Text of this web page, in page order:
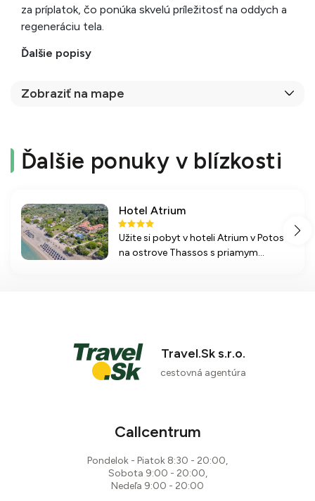
za príplatok, čo ponúka skvelú príležitosť na oddych a
regeneráciu tela.
Ďalšie popisy
Zobraziť na mape
Ďalšie ponuky v blízkosti
Hotel Atrium
Užite si pobyt v hoteli Atrium v Potos
na ostrove Thassos s priamym
Travel.Sk s.r.o.
cestovná agentúra
Callcentrum
Pondelok - Piatok 8:30 - 20:00,
Sobota 9:00 - 20:00,
Nedeľa 9:00 - 20:00